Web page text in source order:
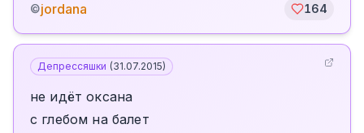
©jordana 164
Депрессяшки (31.07.2015)
не идёт оксана
с глебом на балет